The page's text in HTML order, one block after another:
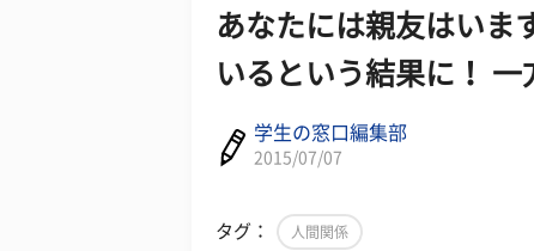
あなたには親友はいま
いるという結果に！
学生の窓口編集部
2015/07/07
タグ： 人間関係